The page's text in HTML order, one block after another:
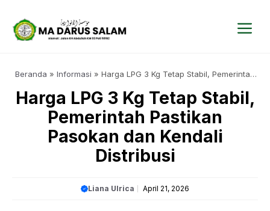
Beranda » Informasi » Harga LPG 3 Kg Tetap Stabil, Pemerintah
Harga LPG 3 Kg Tetap Stabil,
Pemerintah Pastikan
Pasokan dan Kendali
Distribusi
Liana Ulrica April 21, 2026